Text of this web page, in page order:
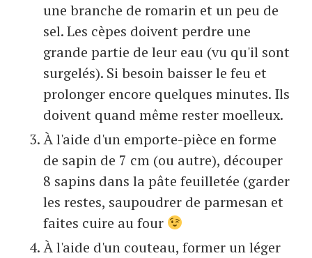
une branche de romarin et un peu de
sel. Les cèpes doivent perdre une
grande partie de leur eau (vu qu'il sont
surgelés). Si besoin baisser le feu et
prolonger encore quelques minutes. Ils
doivent quand même rester moelleux.
À l'aide d'un emporte-pièce en forme
de sapin de 7 cm (ou autre), découper
8 sapins dans la pâte feuilletée (garder
les restes, saupoudrer de parmesan et
faites cuire au four
À l'aide d'un couteau, former un léger